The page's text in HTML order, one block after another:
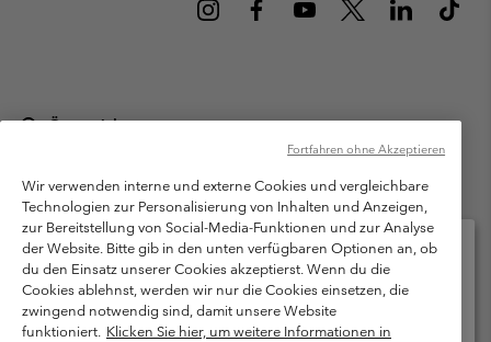
Österreich
Columbia Sportswear Austria GmbH. Moosfeldstraße 1, 5101
Bergheim, Salzburg Österreich. Alle Rechte vorbehalten.
Nutzungsbedingungen
Allgemeine Verkaufsbedingungen
Garantie
Datenschutzerklärung
Bestimmungen und Bedingungen des Mitglieder Programms
Nutzungsbedingungen Für Nutzergenerierte Inhalte
Wir verwenden interne und externe Cookies und vergleichbare
Technologien zur Personalisierung von Inhalten und Anzeigen,
zur Bereitstellung von Social-Media-Funktionen und zur Analyse
der Website. Bitte gib in den unten verfügbaren Optionen an, ob
du den Einsatz unserer Cookies akzeptierst. Wenn du die
Cookies ablehnst, werden wir nur die Cookies einsetzen, die
zwingend notwendig sind, damit unsere Website
funktioniert. Klicken Sie hier, um weitere Informationen in
Fortfahren ohne Akzeptieren
Bitte wählen Sie Ihr Lieferland und Ihre Sprache
Online-Einkauf verfügbar